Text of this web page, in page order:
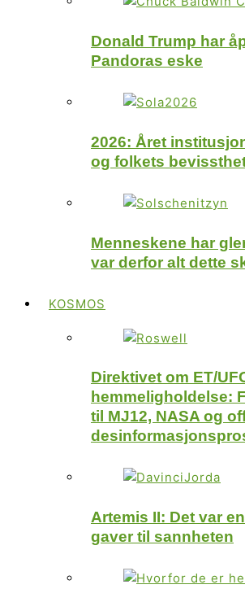
Donald Trump har
Pandoras eske
2026: Året
og folkets
Menneskene har
var derfor alt dette
KOSMOS
Direktivet om ET/
hemmeligholdelse:
til MJ12, NASA og
Artemis II: Det var
gaver til sannheten